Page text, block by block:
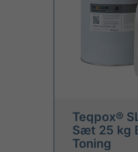
Teqpox®
Sæt 25 kg
Toning